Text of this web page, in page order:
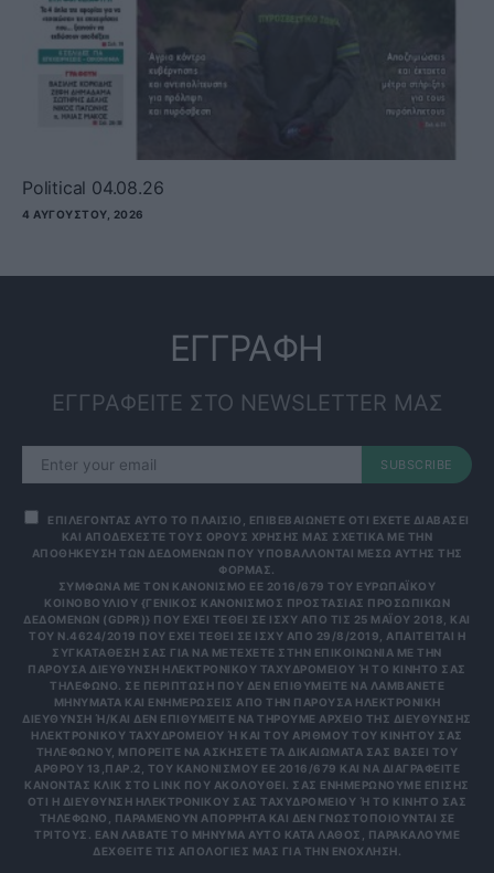
Political 04.08.26
4 ΑΥΓΟΎΣΤΟΥ, 2026
ΕΓΓΡΑΦΗ
ΕΓΓΡΑΦΕΙΤΕ ΣΤΟ NEWSLETTER ΜΑΣ
SUBSCRIBE
ΕΠΙΛΕΓΟΝΤΑΣ ΑΥΤΟ ΤΟ ΠΛΑΙΣΙΟ, ΕΠΙΒΕΒΑΙΩΝΕΤΕ ΟΤΙ ΕΧΕΤΕ ΔΙΑΒΑΣΕΙ
ΚΑΙ ΑΠΟΔΕΧΕΣΤΕ ΤΟΥΣ ΟΡΟΥΣ ΧΡΗΣΗΣ ΜΑΣ ΣΧΕΤΙΚΑ ΜΕ ΤΗΝ
ΑΠΟΘΗΚΕΥΣΗ ΤΩΝ ΔΕΔΟΜΕΝΩΝ ΠΟΥ ΥΠΟΒΑΛΛΟΝΤΑΙ ΜΕΣΩ ΑΥΤΗΣ ΤΗΣ
ΦΟΡΜΑΣ.
ΣΎΜΦΩΝΑ ΜΕ ΤΟΝ ΚΑΝΟΝΙΣΜΌ ΕΕ 2016/679 ΤΟΥ ΕΥΡΩΠΑΪΚΟΎ
ΚΟΙΝΟΒΟΥΛΊΟΥ {ΓΕΝΙΚΌΣ ΚΑΝΟΝΙΣΜΌΣ ΠΡΟΣΤΑΣΊΑΣ ΠΡΟΣΩΠΙΚΏΝ
ΔΕΔΟΜΈΝΩΝ (GDPR)} ΠΟΥ ΈΧΕΙ ΤΕΘΕΊ ΣΕ ΙΣΧΎ ΑΠΌ ΤΙΣ 25 ΜΑΪ́ΟΥ 2018, ΚΑΙ
ΤΟΥ Ν.4624/2019 ΠΟΥ ΈΧΕΙ ΤΕΘΕΊ ΣΕ ΙΣΧΎ ΑΠΌ 29/8/2019, ΑΠΑΙΤΕΊΤΑΙ Η
ΣΥΓΚΑΤΆΘΕΣΉ ΣΑΣ ΓΙΑ ΝΑ ΜΕΤΈΧΕΤΕ ΣΤΗΝ ΕΠΙΚΟΙΝΩΝΊΑ ΜΕ ΤΗΝ
ΠΑΡΟΎΣΑ ΔΙΕΎΘΥΝΣΗ ΗΛΕΚΤΡΟΝΙΚΟΎ ΤΑΧΥΔΡΟΜΕΊΟΥ Ή ΤΟ ΚΙΝΗΤΌ ΣΑΣ Τ
ΗΛΈΦΩΝΟ. ΣΕ ΠΕΡΊΠΤΩΣΗ ΠΟΥ ΔΕΝ ΕΠΙΘΥΜΕΊΤΕ ΝΑ ΛΑΜΒΆΝΕΤΕ Μ
ΗΝΎΜΑΤΑ ΚΑΙ ΕΝΗΜΕΡΏΣΕΙΣ ΑΠΌ ΤΗΝ ΠΑΡΟΎΣΑ ΗΛΕΚΤΡΟΝΙΚΉ Δ
ΙΕΎΘΥΝΣΗ Ή/ΚΑΙ ΔΕΝ ΕΠΙΘΥΜΕΊΤΕ ΝΑ ΤΗΡΟΎΜΕ ΑΡΧΕΊΟ ΤΗΣ ΔΙΕΎΘΥΝΣΗΣ ΗΛ
ΕΚΤΡΟΝΙΚΟΎ ΤΑΧΥΔΡΟΜΕΊΟΥ Ή ΚΑΙ ΤΟΥ ΑΡΙΘΜΟΎ ΤΟΥ ΚΙΝΗΤΟΎ ΣΑΣ ΤΗΛ
ΕΦΏΝΟΥ, ΜΠΟΡΕΊΤΕ ΝΑ ΑΣΚΉΣΕΤΕ ΤΑ ΔΙΚΑΙΏΜΑΤΆ ΣΑΣ ΒΆΣΕΙ ΤΟΥ ΆΡΘ
ΡΟΥ 13,ΠΑΡ.2, ΤΟΥ ΚΑΝΟΝΙΣΜΟΎ ΕΕ 2016/679 ΚΑΙ ΝΑ ΔΙΑΓΡΑΦΕΊΤΕ ΚΆΝ
ΟΝΤΑΣ ΚΛΙΚ ΣΤΟ LINK ΠΟΥ ΑΚΟΛΟΥΘΕΊ. ΣΑΣ ΕΝΗΜΕΡΏΝΟΥΜΕ ΕΠΊΣΗΣ ΌΤΙ
Η ΔΙΕΎΘΥΝΣΗ ΗΛΕΚΤΡΟΝΙΚΟΎ ΣΑΣ ΤΑΧΥΔΡΟΜΕΊΟΥ Ή ΤΟ ΚΙΝΗΤΌ ΣΑΣ ΤΗΛΈ
ΦΩΝΟ, ΠΑΡΑΜΈΝΟΥΝ ΑΠΌΡΡΗΤΑ ΚΑΙ ΔΕΝ ΓΝΩΣΤΟΠΟΙΟΎΝΤΑΙ ΣΕ ΤΡΊΤ
ΟΥΣ. ΕΆΝ ΛΆΒΑΤΕ ΤΟ ΜΉΝΥΜΑ ΑΥΤΌ ΚΑΤΆ ΛΆΘΟΣ, ΠΑΡΑΚΑΛΟΎΜΕ ΔΕΧΘ
ΕΊΤΕ ΤΙΣ ΑΠΟΛΟΓΊΕΣ ΜΑΣ ΓΙΑ ΤΗΝ ΕΝΌΧΛΗΣΗ.